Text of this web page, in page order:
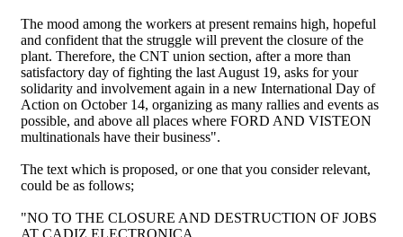
The mood among the workers at present remains high, hopeful
and confident that the struggle will prevent the closure of the
plant. Therefore, the CNT union section, after a more than
satisfactory day of fighting the last August 19, asks for your
solidarity and involvement again in a new International Day of
Action on October 14, organizing as many rallies and events as
possible, and above all places where FORD AND VISTEON
multinationals have their business".
The text which is proposed, or one that you consider relevant,
could be as follows;
"NO TO THE CLOSURE AND DESTRUCTION OF JOBS
AT CADIZ ELECTRONICA